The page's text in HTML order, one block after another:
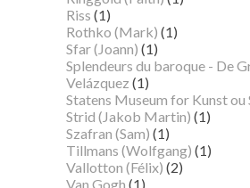
Riss (1)
Rothko (Mark) (1)
Sfar (Joann) (1)
Splendeurs du baroque - De
Velázquez (1)
Statens Museum for Kunst ou
Strid (Jakob Martin) (1)
Szafran (Sam) (1)
Tillmans (Wolfgang) (1)
Vallotton (Félix) (2)
Van Gogh (1)